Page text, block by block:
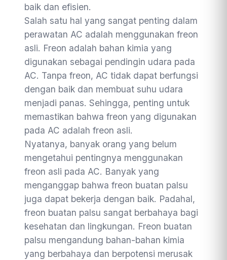
baik dan efisien.
Salah satu hal yang sangat penting dalam
perawatan AC adalah menggunakan freon
asli. Freon adalah bahan kimia yang
digunakan sebagai pendingin udara pada
AC. Tanpa freon, AC tidak dapat berfungsi
dengan baik dan membuat suhu udara
menjadi panas. Sehingga, penting untuk
memastikan bahwa freon yang digunakan
pada AC adalah freon asli.
Nyatanya, banyak orang yang belum
mengetahui pentingnya menggunakan
freon asli pada AC. Banyak yang
menganggap bahwa freon buatan palsu
juga dapat bekerja dengan baik. Padahal,
freon buatan palsu sangat berbahaya bagi
kesehatan dan lingkungan. Freon buatan
palsu mengandung bahan-bahan kimia
yang berbahaya dan berpotensi merusak